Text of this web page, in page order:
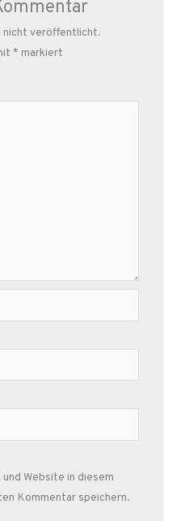
nicht veröffentlicht.
* markiert
Website in diesem
Kommentar speichern.